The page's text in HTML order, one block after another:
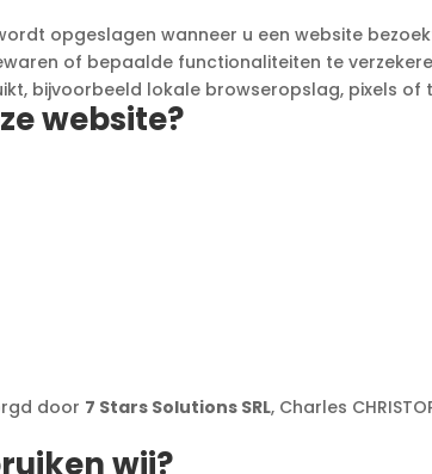
opgeslagen wanneer u een website
of bepaalde functionaliteiten te
bijvoorbeeld lokale browseropslag, pixels of
website?
door 7 Stars Solutions SRL, Charles
wij?